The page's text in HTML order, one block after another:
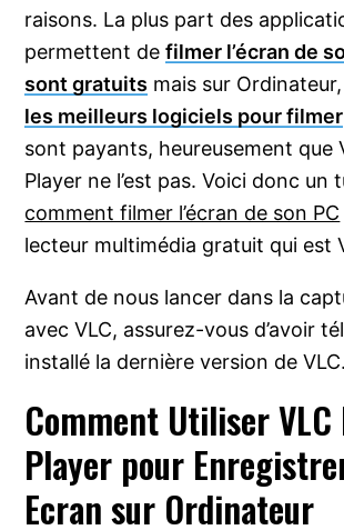
raisons. La plus part des
permettent defilmer l’écran de
sont gratuits mais sur
les meilleurs logiciels pour filmer
sont payants, heureusement que
Player ne l’est pas. Voici donc un
comment filmer l’écran de son PC
lecteur multimédia gratuit qui est
Avant de nous lancer dans la
avec VLC, assurez-vous d’avoir
installé la dernière version de VLC.
Comment Utiliser VLC
Player pour
Ecran sur Ordinateur